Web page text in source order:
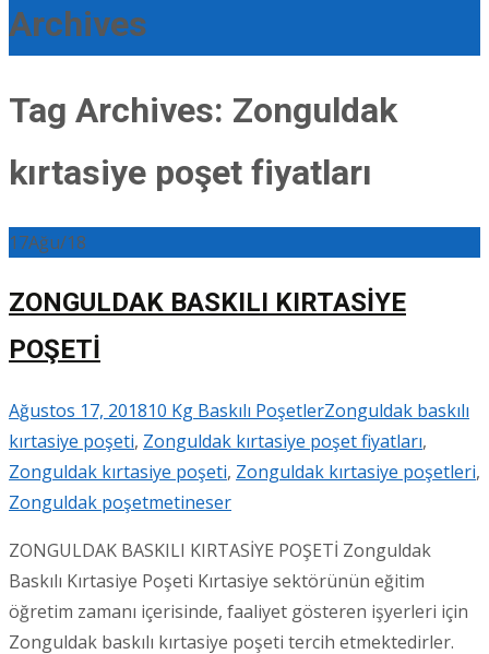
Archives
Tag Archives: Zonguldak
kırtasiye poşet fiyatları
17Ağu/18
ZONGULDAK BASKILI KIRTASİYE
POŞETİ
Ağustos 17, 201810 Kg Baskılı PoşetlerZonguldak baskılı
kırtasiye poşeti, Zonguldak kırtasiye poşet fiyatları,
Zonguldak kırtasiye poşeti, Zonguldak kırtasiye poşetleri,
Zonguldak poşetmetineser
ZONGULDAK BASKILI KIRTASİYE POŞETİ Zonguldak
Baskılı Kırtasiye Poşeti Kırtasiye sektörünün eğitim
öğretim zamanı içerisinde, faaliyet gösteren işyerleri için
Zonguldak baskılı kırtasiye poşeti tercih etmektedirler.